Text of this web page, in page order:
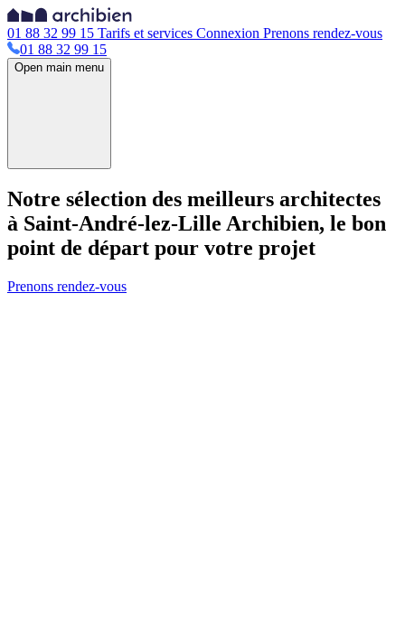
01 88 32 99 15 Tarifs et services Connexion Prenons rendez-vous
01 88 32 99 15
Open main menu
Notre sélection des meilleurs architectes
à Saint-André-lez-Lille Archibien, le bon
point de départ pour votre projet
Prenons rendez-vous